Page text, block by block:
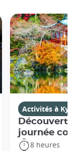
Activités à
journée
8 heures